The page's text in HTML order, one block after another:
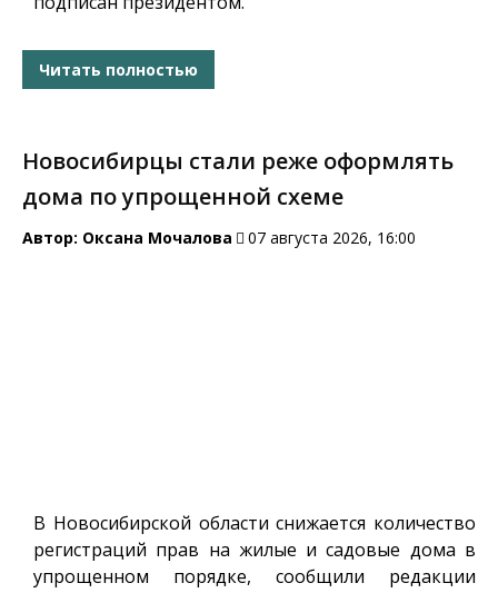
Читать полностью
Новосибирцы стали реже оформлять
дома по упрощенной схеме
Автор: Оксана Мочалова 07 августа 2026, 16:00
В Новосибирской области снижается количество
регистраций прав на жилые и садовые дома в
упрощенном порядке, сообщили редакции